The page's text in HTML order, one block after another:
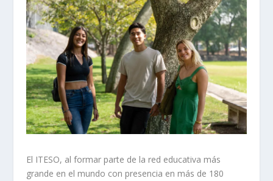
El ITESO, al formar parte de la red educativa más
grande en el mundo con presencia en más de 180